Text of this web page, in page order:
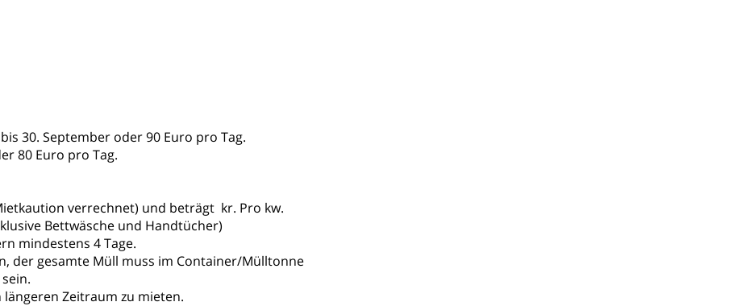
30. September oder 90 Euro pro Tag.
80 Euro pro Tag.
verrechnet) und beträgt kr. Pro kw.
Bettwäsche und Handtücher)
mindestens 4 Tage.
der gesamte Müll muss im Container/Mülltonne
Zeitraum zu mieten.